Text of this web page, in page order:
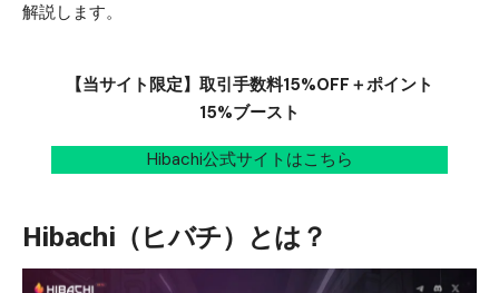
解説します。
【当サイト限定】取引手数料15%OFF＋ポイント
15%ブースト
Hibachi公式サイトはこちら
Hibachi（ヒバチ）とは？